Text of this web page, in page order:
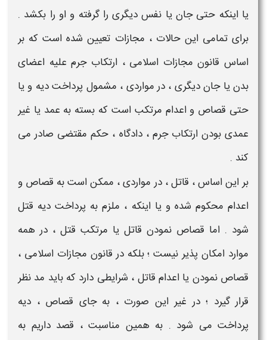
یا اینکه حتی جان یا نفس دیگری را گرفته و او را بکشد .
برای تمامی این حالات ، مجازات تعیین شده است که بر
اساس قانون مجازات اسلامی ، ارتکاب جرم علیه اعضای
بدن یا جان دیگری ، در مواردی ، مشمول پرداختدیه و یا
حتی قصاص واعدام مرتکب است که بسته به عمد یا غیر
عمدی بودن ارتکاب جرم ، دادگاه ، حکم مقتضی صادر می
کند .
بر این اساس ، قاتل، در مواردی ، ممکن است به قصاص و
اعدام محکوم شده و یا اینکه ، ملزم به پرداخت دیه قتل
شود . اما قصاص نمودن قاتل یا مرتکب قتل ، در همه
موارد امکان پذیر نیست ؛ بلکه در قانون مجازات اسلامی ،
قصاصنمودن یا اعدام قاتل ، شرایطی دارد که باید مد نظر
قرار گیرد ؛ در غیر این صورت ، به جای قصاص، دیه
پرداخت می شود . به همین مناسبت ، قصد داریم به